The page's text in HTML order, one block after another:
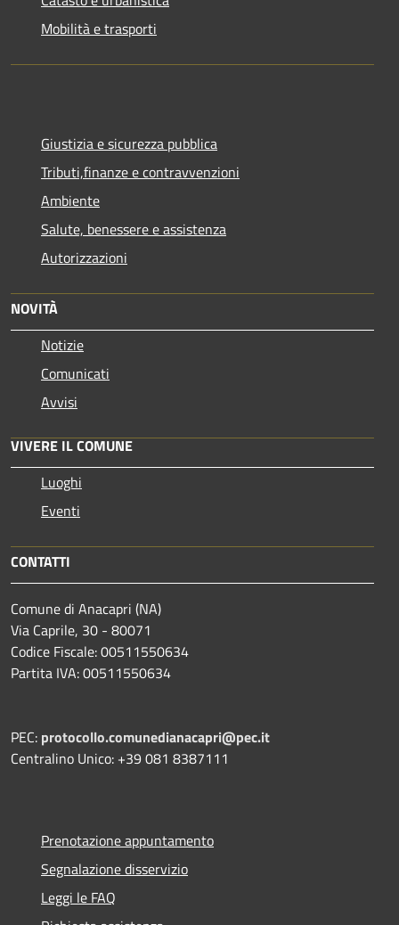
Mobilità e trasporti
Giustizia e sicurezza pubblica
Tributi,finanze e contravvenzioni
Ambiente
Salute, benessere e assistenza
Autorizzazioni
NOVITÀ
Notizie
Comunicati
Avvisi
VIVERE IL COMUNE
Luoghi
Eventi
CONTATTI
Comune di Anacapri (NA)
Via Caprile, 30 - 80071
Codice Fiscale: 00511550634
Partita IVA: 00511550634
PEC: protocollo.comunedianacapri@pec.it
Centralino Unico: +39 081 8387111
Prenotazione appuntamento
Segnalazione disservizio
Leggi le FAQ